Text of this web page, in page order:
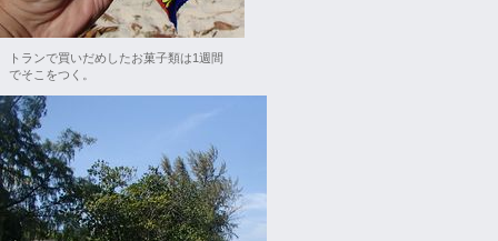
トランで買いだめしたお菓子類は1週間
でそこをつく。